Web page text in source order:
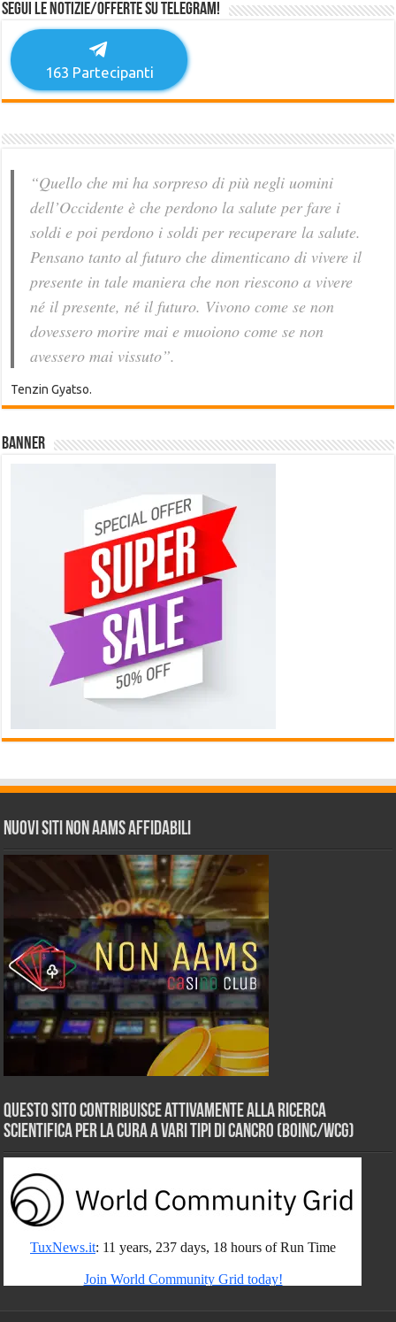
Segui le notizie/offerte su Telegram!
163 Partecipanti
“Quello che mi ha sorpreso di più negli uomini
dell’Occidente è che perdono la salute per fare i
soldi e poi perdono i soldi per recuperare la salute.
Pensano tanto al futuro che dimenticano di vivere il
presente in tale maniera che non riescono a vivere
né il presente, né il futuro. Vivono come se non
dovessero morire mai e muoiono come se non
avessero mai vissuto”.
Tenzin Gyatso.
Banner
Nuovi siti non AAMS affidabili
Questo sito contribuisce attivamente alla ricerca
scientifica per la cura a vari tipi di Cancro (BOINC/WCG)